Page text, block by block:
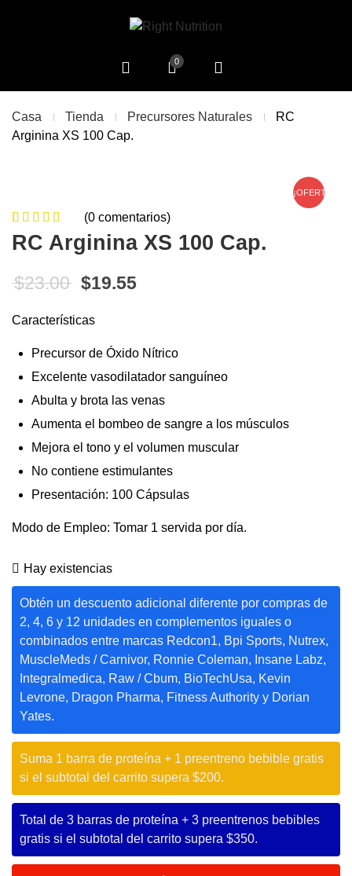
0
Casa Tienda Precursores Naturales
RC
Arginina XS 100 Cap.
¡OFERTA!
0de
5
based on
0
customer
ratings
(0 comentarios)
RC Arginina XS 100 Cap.
$23.00 El precio original era: $23.00.
$19.55El precio actual es:
Características
Precursor de Óxido Nítrico
Excelente vasodilatador sanguíneo
Abulta y brota las venas
Aumenta el bombeo de sangre a los músculos
Mejora el tono y el volumen muscular
No contiene estimulantes
Presentación: 100 Cápsulas
Modo de Empleo: Tomar 1 servida por día.
Hay existencias
Obtén un descuento adicional diferente por compras de
2, 4, 6 y 12 unidades en complementos iguales o
combinados entre marcas Redcon1, Bpi Sports, Nutrex,
MuscleMeds / Carnivor, Ronnie Coleman, Insane Labz,
Integralmedica, Raw / Cbum, BioTechUsa, Kevin
Levrone, Dragon Pharma, Fitness Authority y Dorian
Yates.
Suma 1 barra de proteína + 1 preentreno bebible gratis
si el subtotal del carrito supera $200.
Total de 3 barras de proteína + 3 preentrenos bebibles
gratis si el subtotal del carrito supera $350.